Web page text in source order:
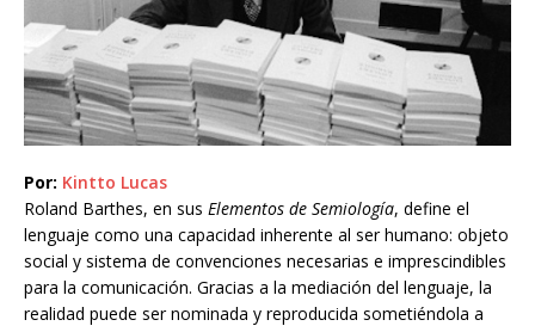
Por: Kintto Lucas
Roland Barthes, en sus Elementos de Semiología, define el
lenguaje como una capacidad inherente al ser humano: objeto
social y sistema de convenciones necesarias e imprescindibles
para la comunicación. Gracias a la mediación del lenguaje, la
realidad puede ser nominada y reproducida sometiéndola a